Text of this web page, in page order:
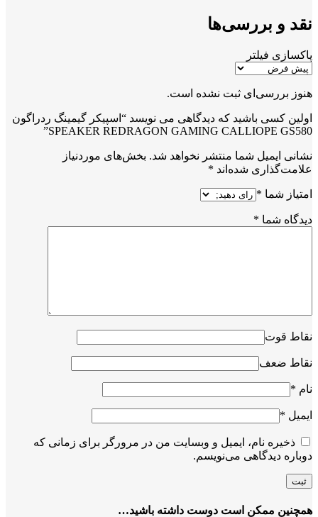
نقد و بررسی‌ها
پاکسازی فیلتر
هنوز بررسی‌ای ثبت نشده است.
اولین کسی باشید که دیدگاهی می نویسد “اسپیکر گیمینگ ردراگون
SPEAKER REDRAGON GAMING CALLIOPE GS580”
نشانی ایمیل شما منتشر نخواهد شد. بخش‌های موردنیاز
علامت‌گذاری شده‌اند *
امتیاز شما *
دیدگاه شما *
نقاط قوت
نقاط ضعف
نام *
ایمیل *
ذخیره نام، ایمیل و وبسایت من در مرورگر برای زمانی که
دوباره دیدگاهی می‌نویسم.
همچنین ممکن است دوست داشته باشید…